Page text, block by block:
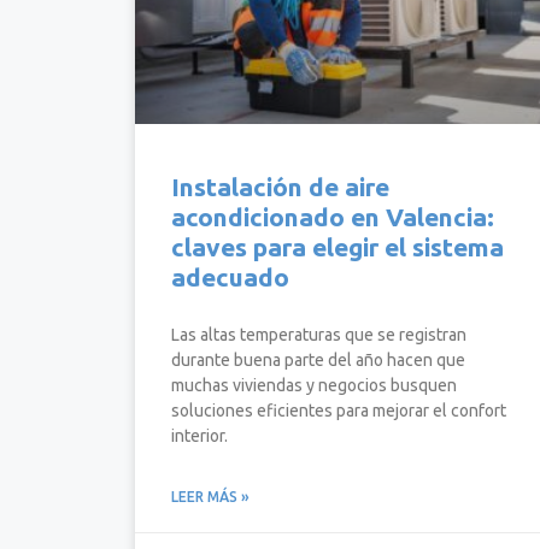
Instalación de aire
acondicionado en Valencia:
claves para elegir el sistema
adecuado
Las altas temperaturas que se registran
durante buena parte del año hacen que
muchas viviendas y negocios busquen
soluciones eficientes para mejorar el confort
interior.
LEER MÁS »